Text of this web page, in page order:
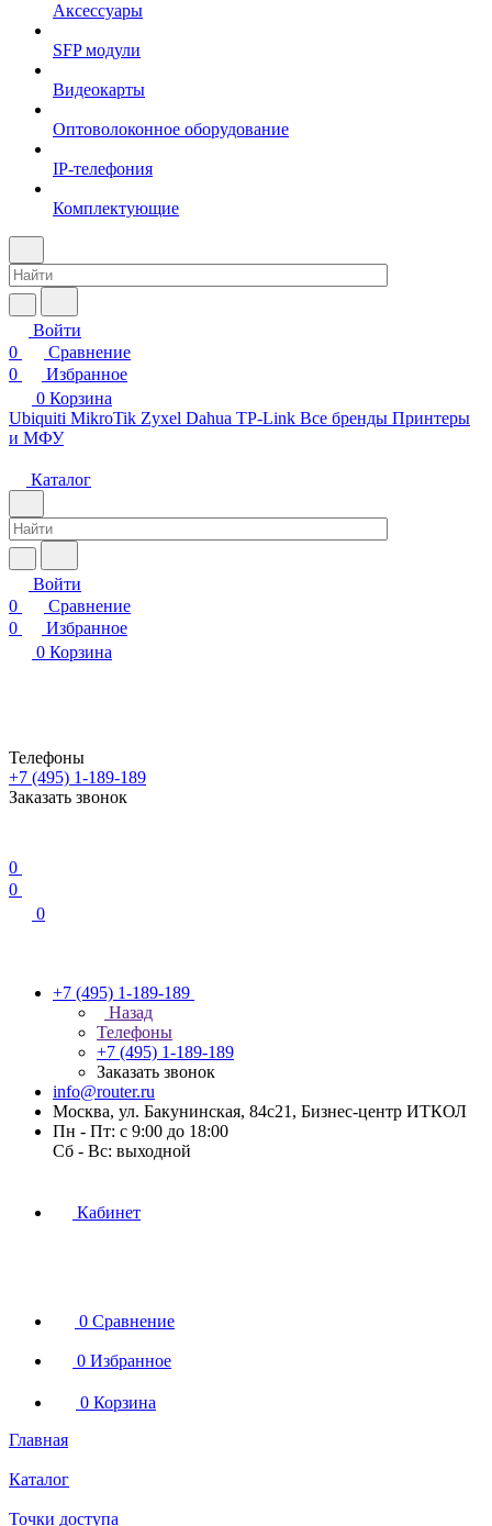
Аксессуары
SFP модули
Видеокарты
Оптоволоконное оборудование
IP-телефония
Комплектующие
Войти
0
Сравнение
0
Избранное
0 Корзина
Ubiquiti MikroTik Zyxel Dahua TP-Link Все бренды Принтеры
и МФУ
Каталог
Войти
0
Сравнение
0
Избранное
0 Корзина
Телефоны
+7 (495) 1-189-189
Заказать звонок
0
0
0
+7 (495) 1-189-189
Назад
Телефоны
+7 (495) 1-189-189
Заказать звонок
info@router.ru
Москва, ул. Бакунинская, 84с21, Бизнес-центр ИТКОЛ
Пн - Пт: с 9:00 до 18:00
Cб - Вс: выходной
Кабинет
0 Сравнение
0 Избранное
0 Корзина
Главная
Каталог
Точки доступа